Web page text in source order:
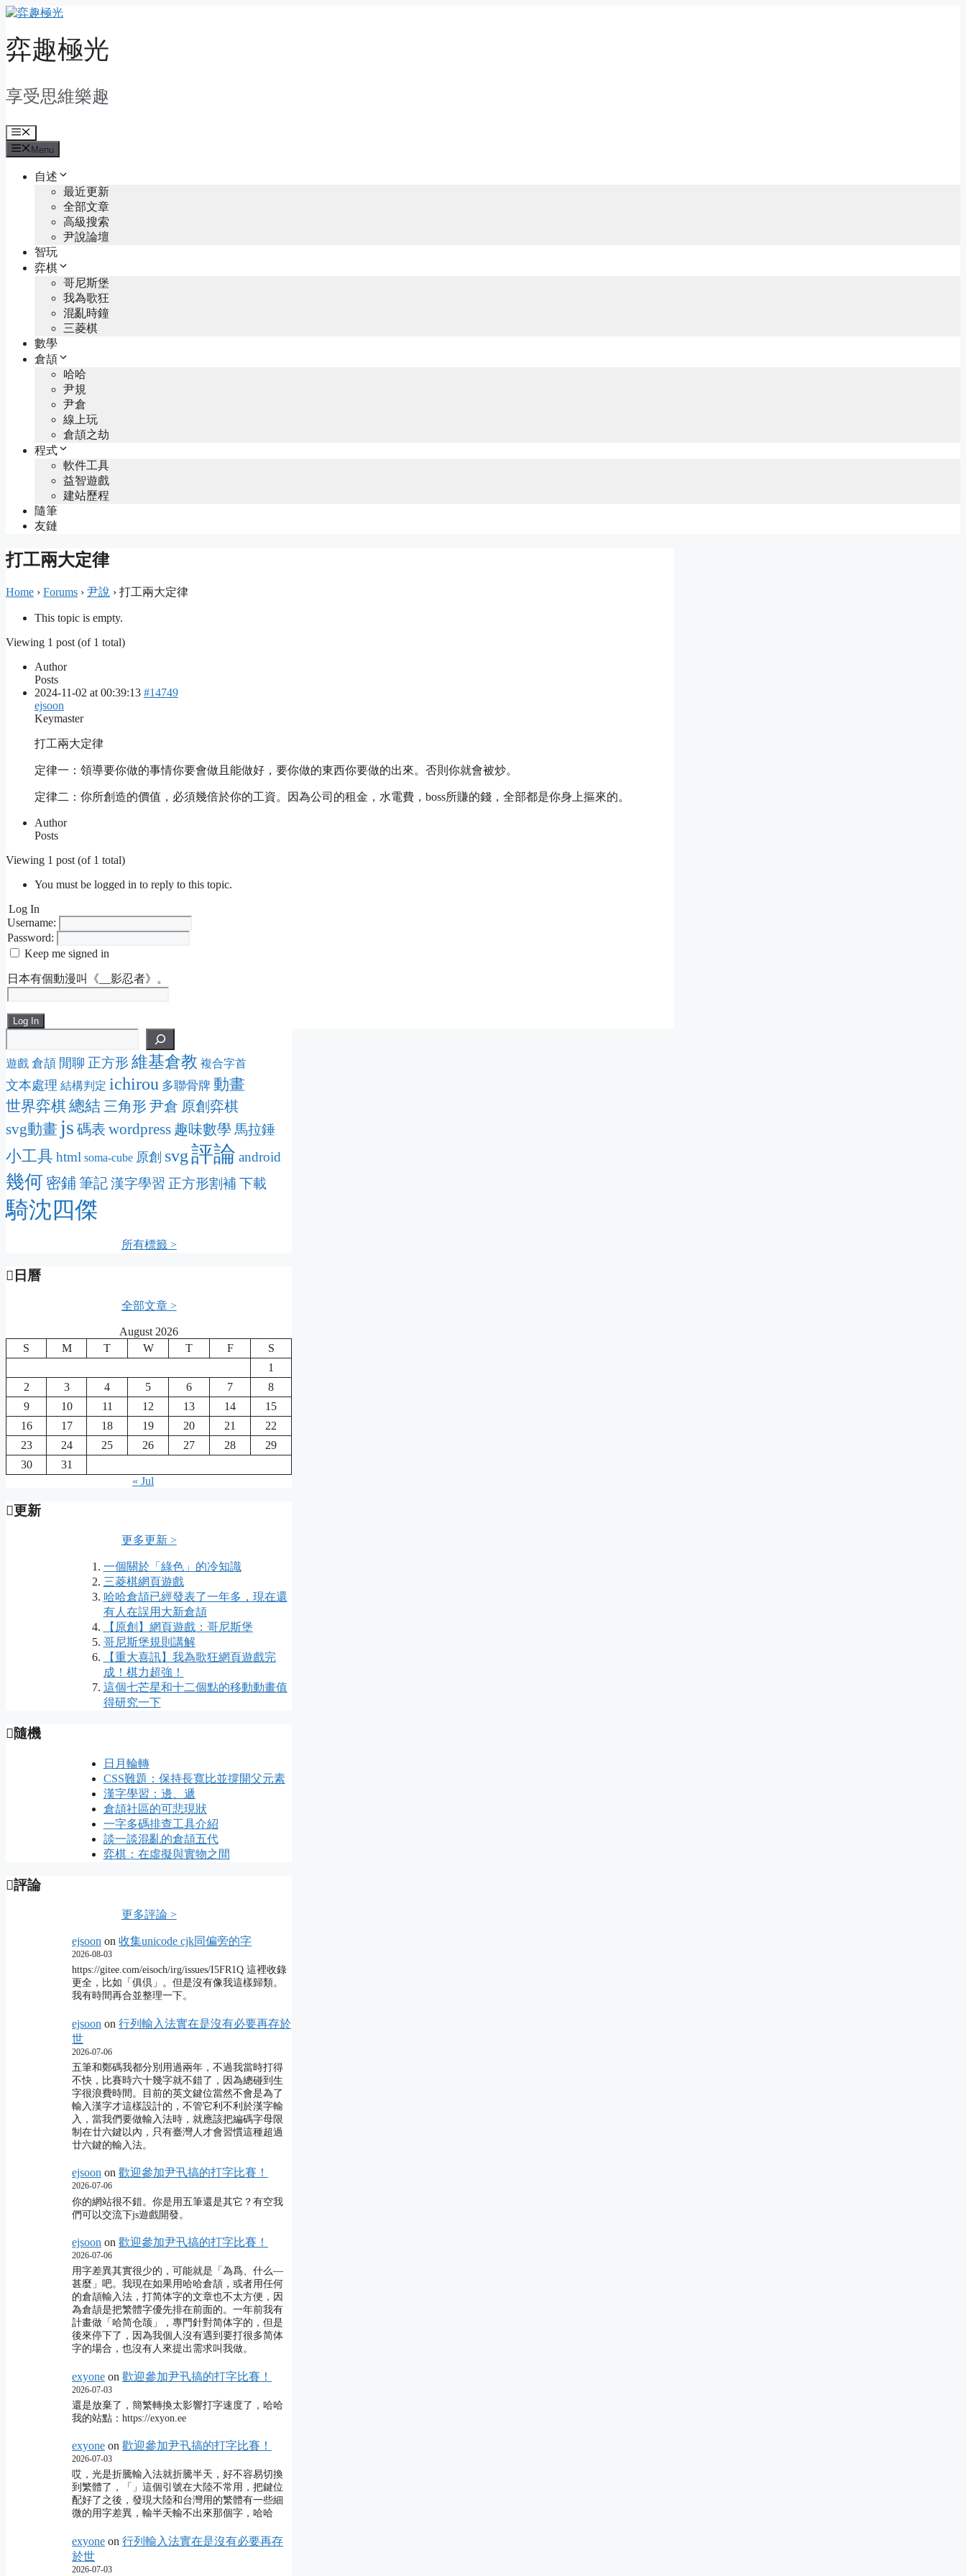
Skip
content
弈趣極光
享受思維樂趣
Menu
Menu
自述
最近更新
全部文章
高級搜索
尹說論壇
智玩
弈棋
哥尼斯堡
我為歌狂
混亂時鐘
三菱棋
數學
倉頡
哈哈
尹規
尹倉
線上玩
倉頡之劫
程式
軟件工具
益智遊戲
建站歷程
隨筆
友鏈
打工兩大定律
Home › Forums › 尹說 › 打工兩大定律
This topic is empty.
Viewing 1 post (of 1 total)
Author
Posts
2024-11-02 at 00:39:13 #14749
ejsoon
Keymaster
打工兩大定律
定律一：領導要你做的事情你要會做且能做好，要你做的東西你要做的出來。否則你就會被炒。
定律二：你所創造的價值，必須幾倍於你的工資。因為公司的租金，水電費，boss所賺的錢，全部都是你身上摳來的。
Author
Posts
Viewing 1 post (of 1 total)
You must be logged in to reply to this topic.
Log In
Username:
Password:
Keep me signed in
日本有個動漫叫《__影忍者》。
Log In
遊戲 倉頡 閒聊 正方形 維基倉教 複合字首
文本處理 結構判定 ichirou 多聯骨牌 動畫
世界弈棋總結 三角形 尹倉 原創弈棋
svg動畫 js 碼表 wordpress 趣味數學 馬拉錘
小工具 html soma-cube 原創 svg評論 android
幾何 密鋪筆記漢字學習 正方形割補 下載
騎沈四傑
所有標籤 >
日曆
全部文章 >
August 2026
S
M T W T F
S
1
2
3 4 5 6 7
8
9
10 11 12 13 14
15
16
17 18 19 20 21
22
23
24 25 26 27 28
29
30
31
« Jul
更新
更多更新 >
一個關於「綠色」的冷知識
三菱棋網頁遊戲
哈哈倉頡已經發表了一年多，現在還
有人在誤用大新倉頡
【原創】網頁遊戲：哥尼斯堡
哥尼斯堡規則講解
【重大喜訊】我為歌狂網頁遊戲完
成！棋力超強！
這個七芒星和十二個點的移動動畫值
得研究一下
隨機
日月輪轉
CSS難題：保持長寬比並撐開父元素
漢字學習：邊、遞
倉頡社區的可悲現狀
一字多碼排查工具介紹
談一談混亂的倉頡五代
弈棋：在虛擬與實物之間
評論
更多評論 >
ejsoon on 收集unicode cjk同偏旁的字
2026-08-03
https://gitee.com/eisoch/irg/issues/I5FR1Q 這裡收錄
更全，比如「俱倶」。但是沒有像我這樣歸類。
我有時間再合並整理一下。
ejsoon on 行列輸入法實在是沒有必要再存於
世
2026-07-06
五筆和鄭碼我都分別用過兩年，不過我當時打得
不快，比賽時六十幾字就不錯了，因為總碰到生
字很浪費時間。目前的英文鍵位當然不會是為了
輸入漢字才這樣設計的，不管它利不利於漢字輸
入，當我們要做輸入法時，就應該把編碼字母限
制在廿六鍵以內，只有臺灣人才會習慣這種超過
廿六鍵的輸入法。
ejsoon on 歡迎參加尹卂搞的打字比賽！
2026-07-06
你的網站很不錯。你是用五筆還是其它？有空我
們可以交流下js遊戲開發。
ejsoon on 歡迎參加尹卂搞的打字比賽！
2026-07-06
用字差異其實很少的，可能就是「為爲、什么―
甚麼」吧。我現在如果用哈哈倉頡，或者用任何
的倉頡輸入法，打简体字的文章也不太方便，因
為倉頡是把繁體字優先排在前面的。一年前我有
計畫做「哈简仓颉」，專門針對简体字的，但是
後來停下了，因為我個人沒有遇到要打很多简体
字的場合，也沒有人來提出需求叫我做。
exyone on 歡迎參加尹卂搞的打字比賽！
2026-07-03
還是放棄了，簡繁轉換太影響打字速度了，哈哈
我的站點：https://exyon.ee
exyone on 歡迎參加尹卂搞的打字比賽！
2026-07-03
哎，光是折騰輸入法就折騰半天，好不容易切換
到繁體了，「」這個引號在大陸不常用，把鍵位
配好了之後，發現大陸和台灣用的繁體有一些細
微的用字差異，輸半天輸不出來那個字，哈哈
exyone on 行列輸入法實在是沒有必要再存
於世
2026-07-03